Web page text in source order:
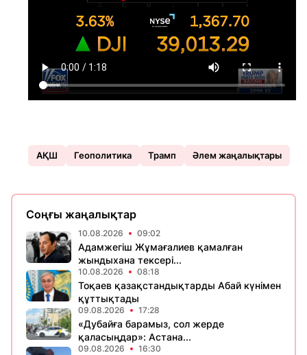
АҚШ Геополитика Трамп Әлем жаңалықтары
Соңғы жаңалықтар
10.08.2026 09:02
Адамжегіш Жұмағалиев қамалған
жындыхана тексері...
10.08.2026 08:18
Тоқаев қазақстандықтарды Абай күнімен
құттықтады
09.08.2026 17:28
«Дубайға барамыз, сол жерде
қаласыңдар»: Астана...
09.08.2026 16:30